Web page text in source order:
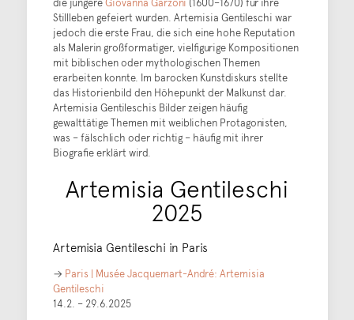
Stillleben gefeiert wurden. Artemisia Gentileschi war
jedoch die erste Frau, die sich eine hohe Reputation
als Malerin großformatiger, vielfigurige Kompositionen
mit biblischen oder mythologischen Themen
erarbeiten konnte. Im barocken Kunstdiskurs stellte
das Historienbild den Höhepunkt der Malkunst dar.
Artemisia Gentileschis Bilder zeigen häufig
gewalttätige Themen mit weiblichen Protagonisten,
was – fälschlich oder richtig – häufig mit ihrer
Biografie erklärt wird.
Artemisia Gentileschi
2025
Artemisia Gentileschi in Paris
→ Paris | Musée Jacquemart-André: Artemisia
Gentileschi
14.2. – 29.6.2025